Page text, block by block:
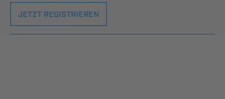
JETZT REGISTRIEREN